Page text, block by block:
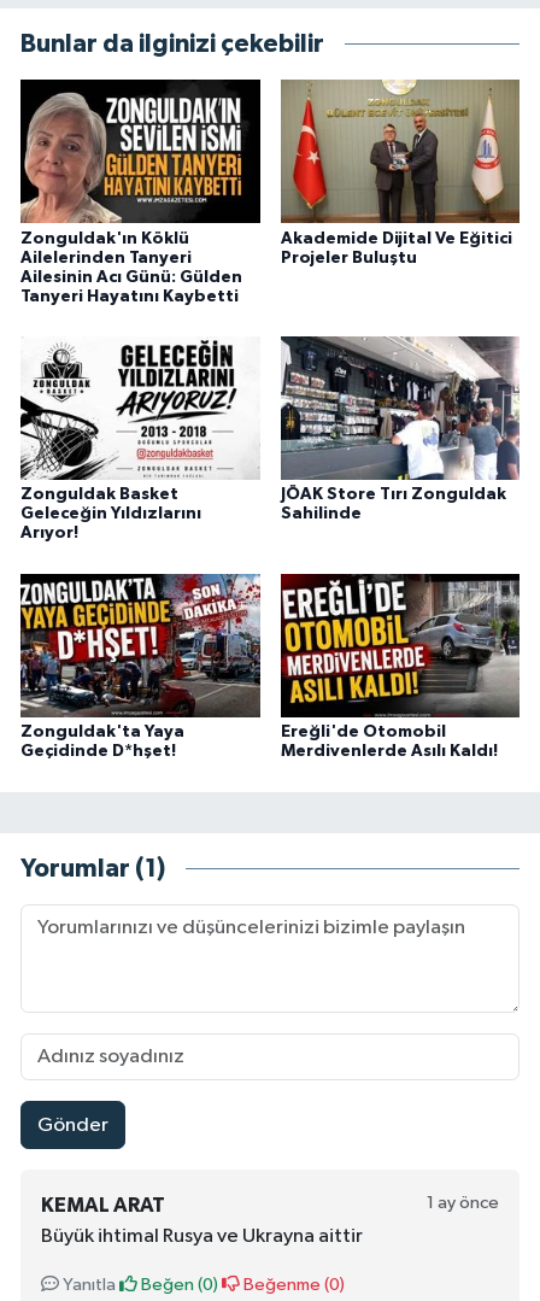
Bunlar da ilginizi çekebilir
Zonguldak'ın Köklü
Ailelerinden Tanyeri
Ailesinin Acı Günü: Gülden
Tanyeri Hayatını Kaybetti
Akademide Dijital Ve Eğitici
Projeler Buluştu
Zonguldak Basket
Geleceğin Yıldızlarını
Arıyor!
JÖAK Store Tırı Zonguldak
Sahilinde
Zonguldak'ta Yaya
Geçidinde D*hşet!
Ereğli'de Otomobil
Merdivenlerde Asılı Kaldı!
Yorumlar (1)
Gönder
KEMAL ARAT 1 ay önce
Büyük ihtimal Rusya ve Ukrayna aittir
Yanıtla Beğen (0) Beğenme (0)